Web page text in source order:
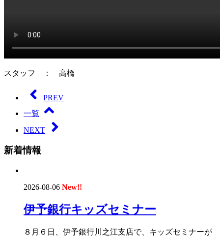
スタッフ ： 高橋
PREV
一覧
NEXT
新着情報
2026-08-06 New!!
伊予銀行キッズセミナー
８月６日、伊予銀行川之江支店で、キッズセミナーが